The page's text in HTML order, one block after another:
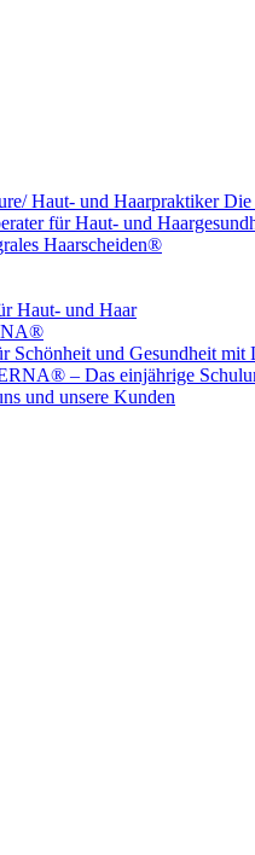
Haut- und Haarpraktiker
für Haut- und
Haarscheiden®
Haut- und Haar
Schönheit und Gesundheit
– Das einjährige
und unsere Kunden